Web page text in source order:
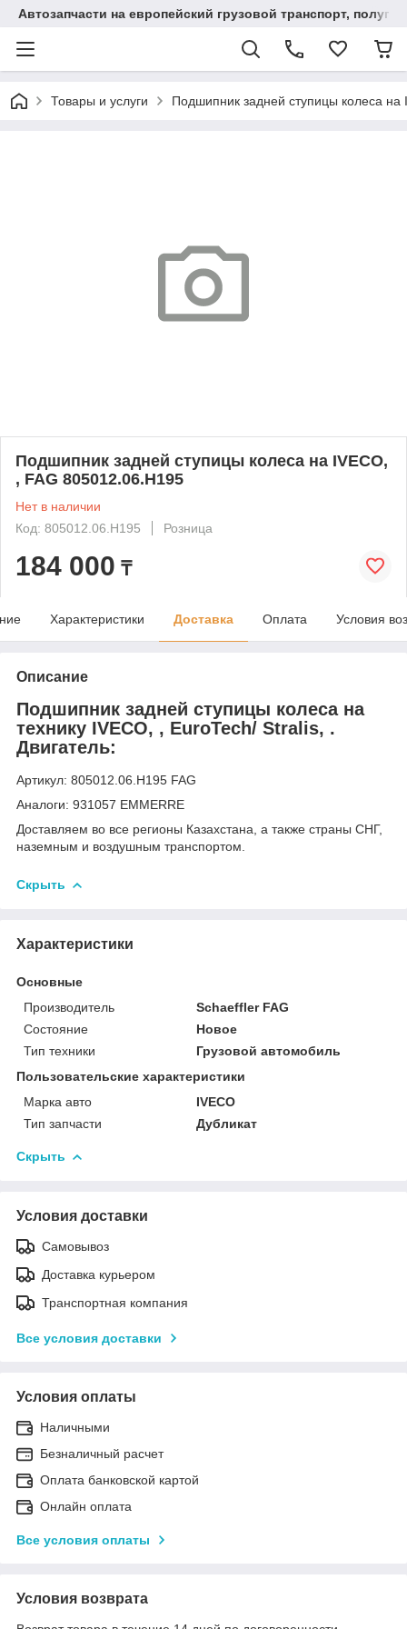
Автозапчасти на европейский грузовой транспорт,
Товары и услуги Подшипник задней ступицы колеса
Подшипник задней ступицы колеса на IVECO,
, FAG 805012.06.H195
Нет в наличии
Код: 805012.06.H195
Розница
184 000 ₸
Характеристики Доставка Оплата Условия
Описание
Подшипник задней ступицы колеса на
технику IVECO, , EuroTech/ Stralis, .
Двигатель:
Артикул: 805012.06.H195 FAG
Аналоги: 931057 EMMERRE
Доставляем во все регионы Казахстана, а также страны СНГ,
наземным и воздушным транспортом.
Скрыть
Характеристики
Основные
Производитель
Schaeffler FAG
Состояние
Новое
Тип техники
Грузовой автомобиль
Пользовательские характеристики
Марка авто
IVECO
Тип запчасти
Дубликат
Скрыть
Условия доставки
Самовывоз
Доставка курьером
Транспортная компания
Все условия доставки
Условия оплаты
Наличными
Безналичный расчет
Оплата банковской картой
Онлайн оплата
Все условия оплаты
Условия возврата